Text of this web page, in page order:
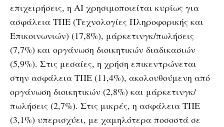
επιχειρήσεις, η ΑΙ χρησιμοποιείται κυρίως για
ασφάλεια ΤΠΕ (Τεχνολογίες Πληροφορικής και
Επικοινωνιών) (17,8%), μάρκετινγκ/πωλήσεις
(7,7%) και οργάνωση διοικητικών διαδικασιών
(5,9%). Στις μεσαίες, η χρήση επικεντρώνεται
στην ασφάλεια ΤΠΕ (11,4%), ακολουθούμενη από
οργάνωση διοικητικών (2,8%) και μάρκετινγκ/
πωλήσεις (2,7%). Στις μικρές, η ασφάλεια ΤΠΕ
(3,1%) υπερισχύει, με χαμηλότερα ποσοστά σε